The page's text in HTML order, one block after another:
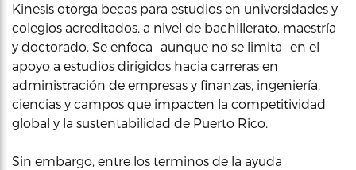
Kinesis otorga becas para estudios en universidades y
colegios acreditados, a nivel de bachillerato, maestría
y doctorado. Se enfoca -aunque no se limita- en el
apoyo a estudios dirigidos hacia carreras en
administración de empresas y finanzas, ingeniería,
ciencias y campos que impacten la competitividad
global y la sustentabilidad de Puerto Rico.
Sin embargo, entre los terminos de la ayuda